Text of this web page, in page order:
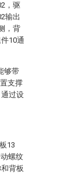
，驱
输出
，背
10通
够带
支撑
过设
13
螺纹
背板